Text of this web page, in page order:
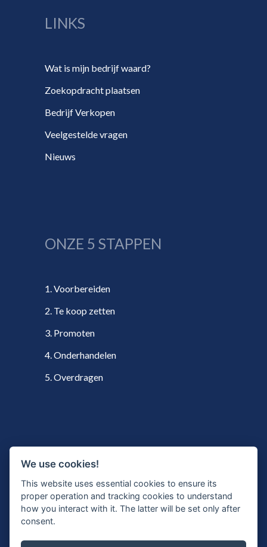
LINKS
Wat is mijn bedrijf waard?
Zoekopdracht plaatsen
Bedrijf Verkopen
Veelgestelde vragen
Nieuws
ONZE 5 STAPPEN
1. Voorbereiden
2. Te koop zetten
3. Promoten
4. Onderhandelen
5. Overdragen
VOLG ONS
Twitter
We use cookies!
This website uses essential cookies to ensure its
proper operation and tracking cookies to understand
how you interact with it. The latter will be set only after
consent.